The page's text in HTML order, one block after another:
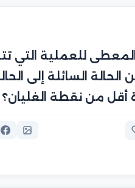
للعملية التي
الحالة السائلة إلى
أقل من نقطة الغليان؟